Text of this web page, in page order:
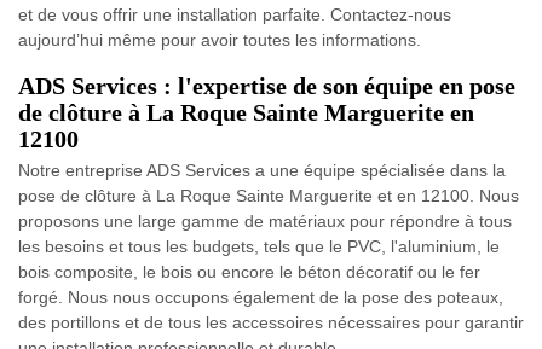
et de vous offrir une installation parfaite. Contactez-nous
aujourd’hui même pour avoir toutes les informations.
ADS Services : l'expertise de son équipe en pose
de clôture à La Roque Sainte Marguerite en
12100
Notre entreprise ADS Services a une équipe spécialisée dans la
pose de clôture à La Roque Sainte Marguerite et en 12100. Nous
proposons une large gamme de matériaux pour répondre à tous
les besoins et tous les budgets, tels que le PVC, l'aluminium, le
bois composite, le bois ou encore le béton décoratif ou le fer
forgé. Nous nous occupons également de la pose des poteaux,
des portillons et de tous les accessoires nécessaires pour garantir